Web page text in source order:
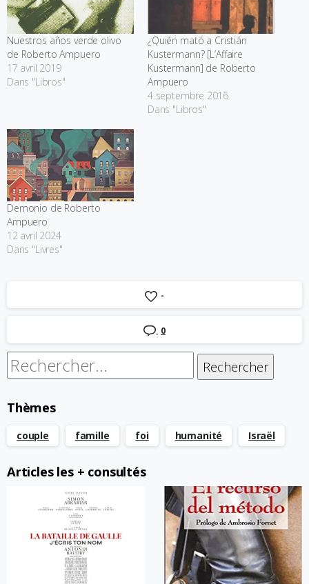
Nuestros años verde olivo
de Roberto Ampuero
17 avril 2019
Dans "Libros"
¿Quién mató a Cristián
Kustermann? [L’Affaire
Kustermann] de Roberto
Ampuero
4 septembre 2016
Dans "Libros"
Demonio de Roberto
Ampuero
12 avril 2024
Dans "Livres"
-
0
Rechercher :
Thèmes
couple famille foi humanité Israël
Articles les + consultés